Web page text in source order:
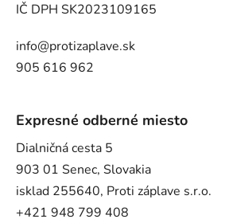
IČ DPH SK2023109165
info@protizaplave.sk
905 616 962
Expresné odberné miesto
Dialničná cesta 5
903 01 Senec, Slovakia
isklad 255640, Proti záplave s.r.o.
+421 948 799 408